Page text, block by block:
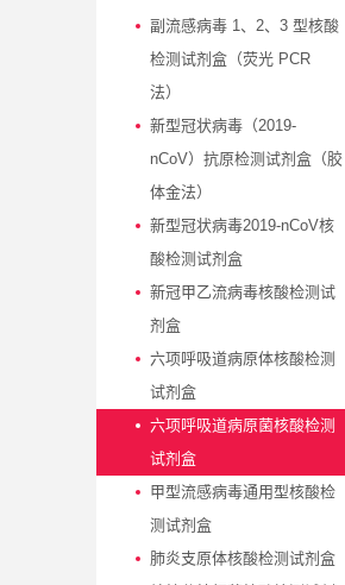
副流感病毒 1、2、3 型核酸
检测试剂盒（荧光 PCR
法）
新型冠状病毒（2019-
nCoV）抗原检测试剂盒（胶
体金法）
新型冠状病毒2019-nCoV核
酸检测试剂盒
新冠甲乙流病毒核酸检测试
剂盒
六项呼吸道病原体核酸检测
试剂盒
六项呼吸道病原菌核酸检测
试剂盒 ​
甲型流感病毒通用型核酸检
测试剂盒
肺炎支原体核酸检测试剂盒